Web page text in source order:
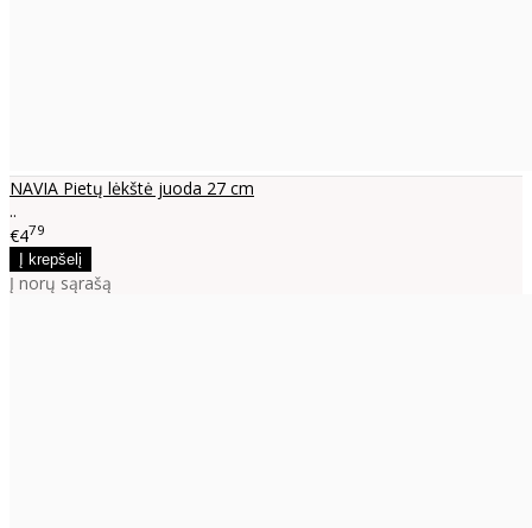
NAVIA Pietų lėkštė juoda 27 cm
..
€479
Į norų sąrašą